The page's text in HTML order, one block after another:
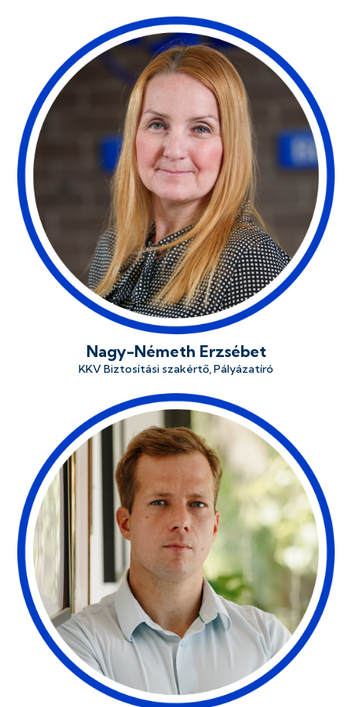
Nagy-Németh Erzsébet
KKV Biztosítási szakértő, Pályázatíró